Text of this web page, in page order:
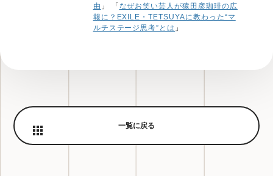
2019.05.07 ニュース
由 」 「なぜお笑い芸人が猿田彦珈琲の広
報に？EXILE・TETSUYAに教わった“マ
ルチステージ思考”とは 」
一覧に戻る